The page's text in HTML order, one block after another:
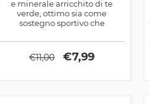
e minerale arricchito di te
verde, ottimo sia come
sostegno sportivo che
quotidiana
€11,00 €7,99